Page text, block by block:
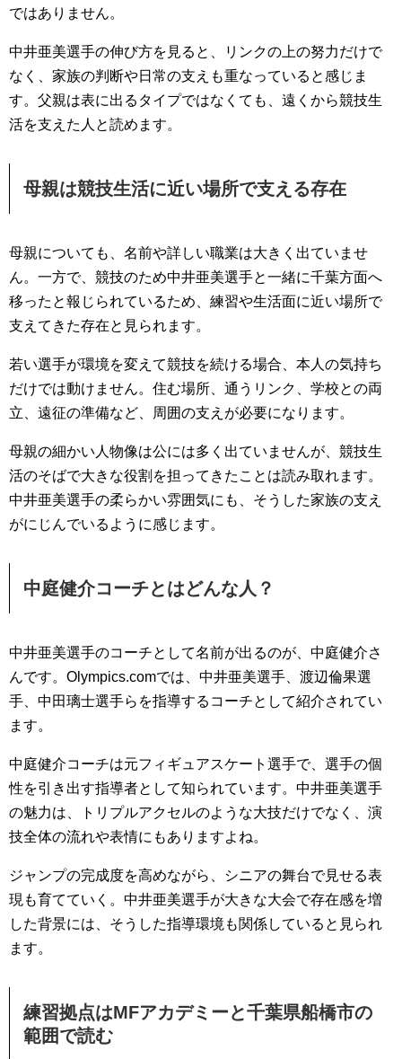
ではありません。
中井亜美選手の伸び方を見ると、リンクの上の努力だけで
なく、家族の判断や日常の支えも重なっていると感じま
す。父親は表に出るタイプではなくても、遠くから競技生
活を支えた人と読めます。
母親は競技生活に近い場所で支える存在
母親についても、名前や詳しい職業は大きく出ていませ
ん。一方で、競技のため中井亜美選手と一緒に千葉方面へ
移ったと報じられているため、練習や生活面に近い場所で
支えてきた存在と見られます。
若い選手が環境を変えて競技を続ける場合、本人の気持ち
だけでは動けません。住む場所、通うリンク、学校との両
立、遠征の準備など、周囲の支えが必要になります。
母親の細かい人物像は公には多く出ていませんが、競技生
活のそばで大きな役割を担ってきたことは読み取れます。
中井亜美選手の柔らかい雰囲気にも、そうした家族の支え
がにじんでいるように感じます。
中庭健介コーチとはどんな人？
中井亜美選手のコーチとして名前が出るのが、中庭健介さ
んです。Olympics.comでは、中井亜美選手、渡辺倫果選
手、中田璃士選手らを指導するコーチとして紹介されてい
ます。
中庭健介コーチは元フィギュアスケート選手で、選手の個
性を引き出す指導者として知られています。中井亜美選手
の魅力は、トリプルアクセルのような大技だけでなく、演
技全体の流れや表情にもありますよね。
ジャンプの完成度を高めながら、シニアの舞台で見せる表
現も育てていく。中井亜美選手が大きな大会で存在感を増
した背景には、そうした指導環境も関係していると見られ
ます。
練習拠点はMFアカデミーと千葉県船橋市の
範囲で読む